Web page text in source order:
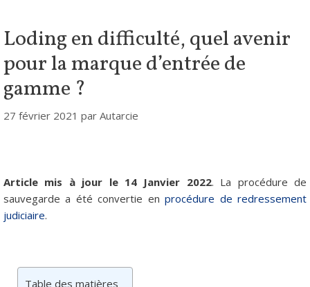
Loding en difficulté, quel avenir
pour la marque d’entrée de
gamme ?
27 février 2021 par Autarcie
Article mis à jour le 14 Janvier 2022. La procédure de
sauvegarde a été convertie enprocédure de redressement
judiciaire.
Table des matières